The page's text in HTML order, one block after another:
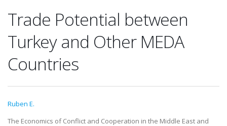
Trade Potential between
Turkey and Other MEDA
Countries
Ruben E.
The Economics of Conflict and Cooperation in the Middle East and